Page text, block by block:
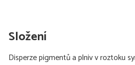
Složení
Disperze pigmentů a plniv v roztoku